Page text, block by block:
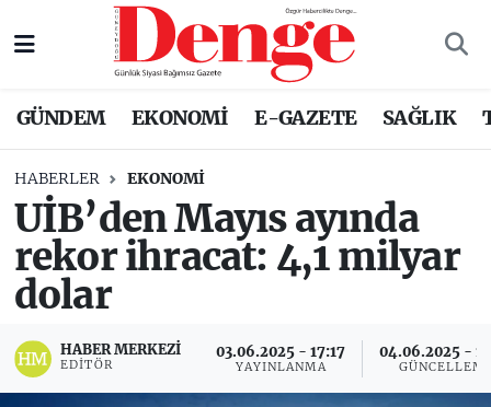
GÜNDEM EKONOMİ E-GAZETE SAĞLIK
HABERLER EKONOMİ
UİB’den Mayıs ayında
rekor ihracat: 4,1 milyar
dolar
HABER MERKEZI
EDITÖR
03.06.2025 - 17:17
YAYINLANMA
04.06.2025 -
Nöbetçi Eczaneler
Trafik Durumu
Süper Lig Puan Durumu ve Fikstür
Tüm Manşetler
Son Dakika Haberleri